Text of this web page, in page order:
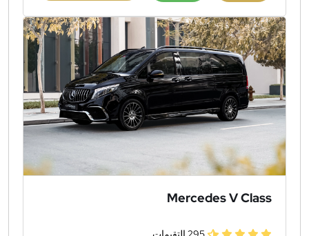
Mercedes V Class